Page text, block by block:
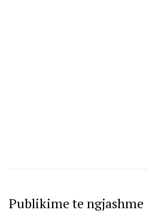
Publikime te ngjashme